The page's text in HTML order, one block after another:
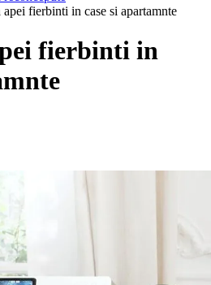
apei fierbinti in case si apartamnte
fierbinti in